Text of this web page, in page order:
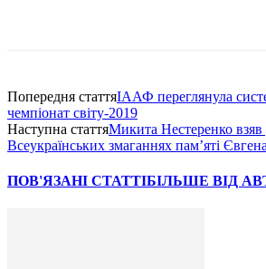
Попередня статтяІААФ переглянула
чемпіонат світу-2019
Наступна статтяМикита Нестеренко взяв
Всеукраїнських змаганнях пам’яті
ПОВ'ЯЗАНІ СТАТТІБІЛЬШЕ ВІД